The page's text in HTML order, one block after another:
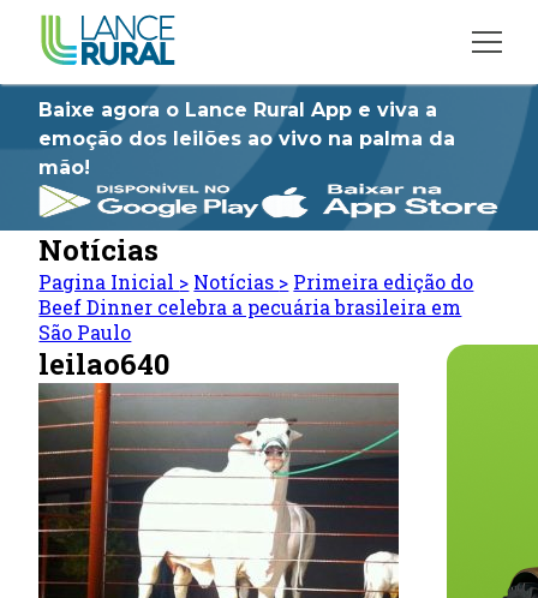
Baixe agora o Lance Rural App e viva a
emoção dos leilões ao vivo na palma da
mão!
Notícias
Pagina Inicial > Notícias > Primeira edição do
Beef Dinner celebra a pecuária brasileira em
São Paulo
leilao640